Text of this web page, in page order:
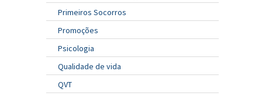
Primeiros Socorros
Promoções
Psicologia
Qualidade de vida
QVT